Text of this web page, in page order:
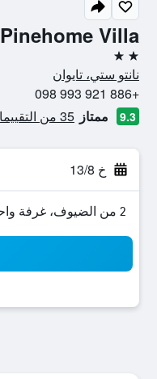
Pinehome Villa
2 نجمتين
نانتو ستي، تايوان
+886 921 993 098
9.3 ممتاز 35 من التقييمات تم التحقق منها
خ 13/8
2 من الضيوف، غرفة واحدة